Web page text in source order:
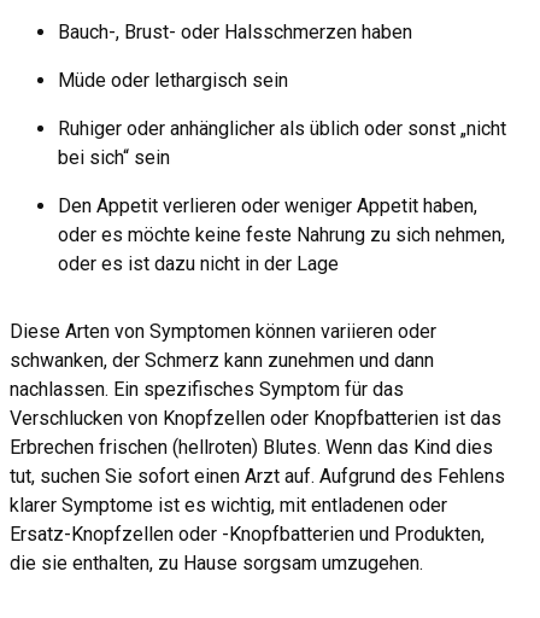
Bauch-, Brust- oder Halsschmerzen haben
Müde oder lethargisch sein
Ruhiger oder anhänglicher als üblich oder sonst „nicht
bei sich“ sein
Den Appetit verlieren oder weniger Appetit haben,
oder es möchte keine feste Nahrung zu sich nehmen,
oder es ist dazu nicht in der Lage
Diese Arten von Symptomen können variieren oder
schwanken, der Schmerz kann zunehmen und dann
nachlassen. Ein spezifisches Symptom für das
Verschlucken von Knopfzellen oder Knopfbatterien ist das
Erbrechen frischen (hellroten) Blutes. Wenn das Kind dies
tut, suchen Sie sofort einen Arzt auf. Aufgrund des Fehlens
klarer Symptome ist es wichtig, mit entladenen oder
Ersatz-Knopfzellen oder -Knopfbatterien und Produkten,
die sie enthalten, zu Hause sorgsam umzugehen.